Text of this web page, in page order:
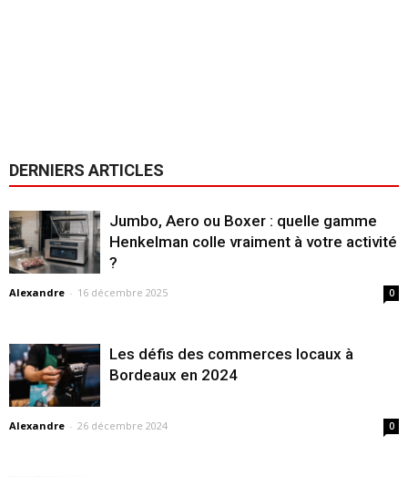
DERNIERS ARTICLES
Jumbo, Aero ou Boxer : quelle gamme
Henkelman colle vraiment à votre activité
?
Alexandre - 16 décembre 2025 0
Les défis des commerces locaux à
Bordeaux en 2024
Alexandre - 26 décembre 2024 0